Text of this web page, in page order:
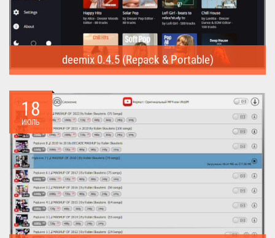
deemix 0.4.5 (Repack & Portable)
треки...
18
ИЮЛЬ